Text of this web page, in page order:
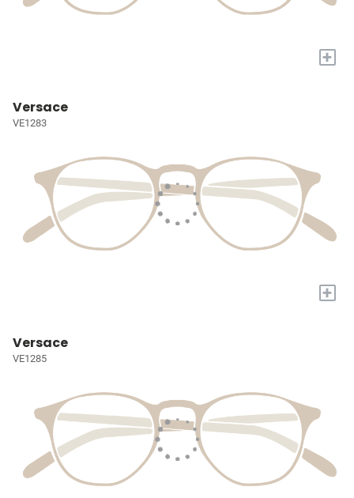
+
Versace
VE1283
+
Versace
VE1285